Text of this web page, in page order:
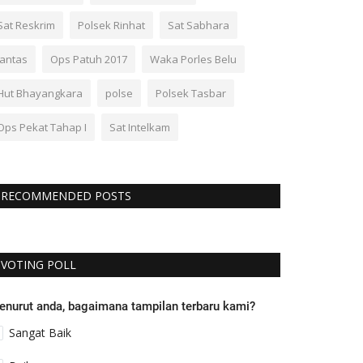
Reskrim Polsek Rinhat Sat Sabhara
Ops Patuh 2017 Waka Porles Belu
Bhayangkara polse Polsek Tasbar
Pekat Tahap I Sat Intelkam
RECOMMENDED POSTS
VOTING POLL
anda, bagaimana tampilan terbaru kami?
Sangat Baik